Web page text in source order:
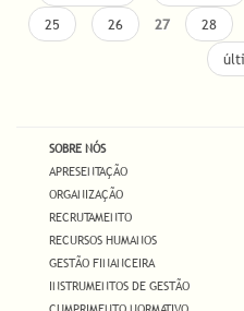
25
26 27 28
SOBRE NÓS
APRESENTAÇÃO
ORGANIZAÇÃO
RECRUTAMENTO
RECURSOS HUMANOS
GESTÃO FINANCEIRA
INSTRUMENTOS DE GESTÃO